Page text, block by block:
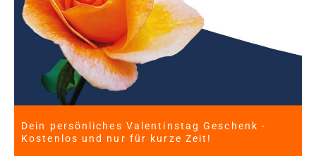
Dein persönliches Valentinstag Geschenk -
Kostenlos und nur für kurze Zeit!